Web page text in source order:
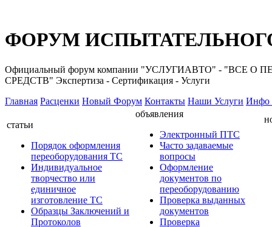
ФОРУМ
Официальный форум компании "УСЛУГИАВТО" -
СРЕДСТВ" Экспертиза - Сертификация - Услуги
Главная Расценки Новый Форум Контакты Наши Услуги Инфо
статьи
Порядок оформления
переоборудования ТС
Индивидуальное
творчество или
единичное
изготовление ТС
Образцы Заключений и
Протоколов
объявления
Электронный ПТС
Часто задаваемые
вопросы
Оформление
документов по
переоборудованию
Проверка выданных
документов
Проверка